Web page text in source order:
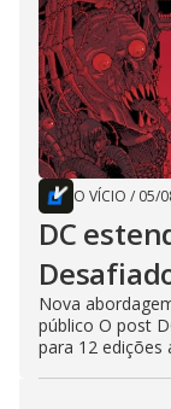
O VÍCIO / 05/
DC
Nova
público O post
para 12 edições